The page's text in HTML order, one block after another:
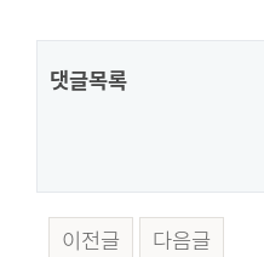
댓글목록
이전글 다음글